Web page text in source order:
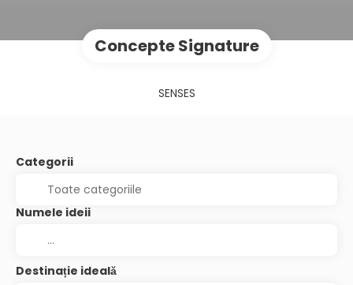
Concepte Signature
SENSES
Categorii
Numele ideii
Destinație ideală